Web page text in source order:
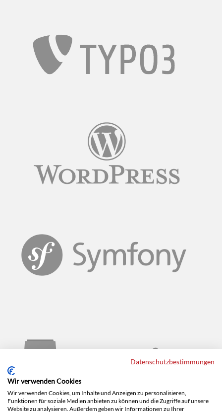
Datenschutzbestimmungen
Wir verwenden Cookies
Wir verwenden Cookies, um Inhalte und Anzeigen zu personalisieren,
Funktionen für soziale Medien anbieten zu können und die Zugriffe auf unsere
Website zu analysieren. Außerdem geben wir Informationen zu Ihrer